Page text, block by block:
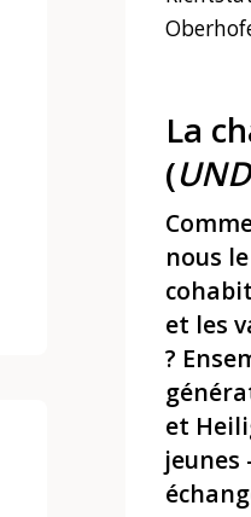
La
(UND
nous
et les
?
et
jeunes